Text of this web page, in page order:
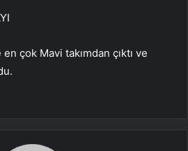
en çok Mavi takımdan çıktı ve